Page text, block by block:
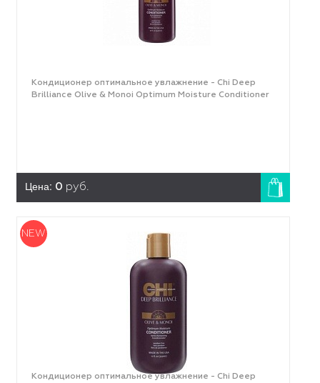
Кондиционер оптимальное увлажнение - Chi Deep
Brilliance Olive & Monoi Optimum Moisture Сonditioner
Цена: 0 руб.
Кондиционер оптимальное увлажнение - Chi Deep
NEW